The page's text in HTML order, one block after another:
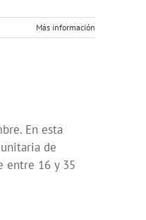
Más información
En esta
de
entre 16 y 35